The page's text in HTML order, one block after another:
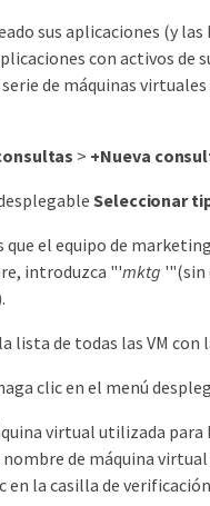
sus aplicaciones (y
con activos de
de máquinas
> +Nueva
Seleccionar
que el equipo de
introduzca "'mktg '"(sin
lista de todas las VM con
clic en el menú
virtual utilizada para
de máquina
en la casilla de